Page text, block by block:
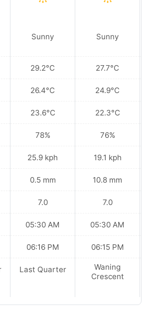
Sunny
29.2°C
26.4°C
23.6°C
78%
25.9 kph
0.5 mm
7.0
05:30 AM
06:16 PM
Last Quarter
Sunny
27.7°C
24.9°C
22.3°C
76%
19.1 kph
10.8 mm
7.0
05:30 AM
06:15 PM
Waning
Crescent